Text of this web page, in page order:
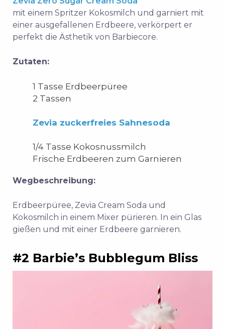
mit einem Spritzer Kokosmilch und garniert mit
einer ausgefallenen Erdbeere, verkörpert er
perfekt die Ästhetik von Barbiecore.
Zutaten:
1 Tasse Erdbeerpüree
2 Tassen
Zevia zuckerfreies Sahnesoda
1/4 Tasse Kokosnussmilch
Frische Erdbeeren zum Garnieren
Wegbeschreibung:
Erdbeerpüree, Zevia Cream Soda und
Kokosmilch in einem Mixer pürieren. In ein Glas
gießen und mit einer Erdbeere garnieren.
#2 Barbie’s Bubblegum Bliss